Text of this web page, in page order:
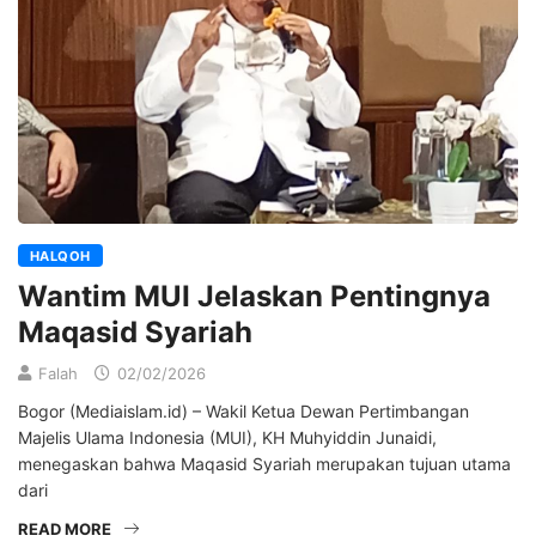
HALQOH
Wantim MUI Jelaskan Pentingnya
Maqasid Syariah
Falah 02/02/2026
Bogor (Mediaislam.id) – Wakil Ketua Dewan Pertimbangan
Majelis Ulama Indonesia (MUI), KH Muhyiddin Junaidi,
menegaskan bahwa Maqasid Syariah merupakan tujuan utama
dari
READ MORE